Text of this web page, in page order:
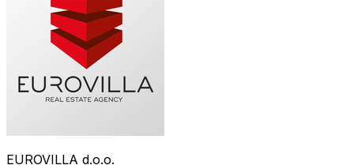
EUROVILLA d.o.o.